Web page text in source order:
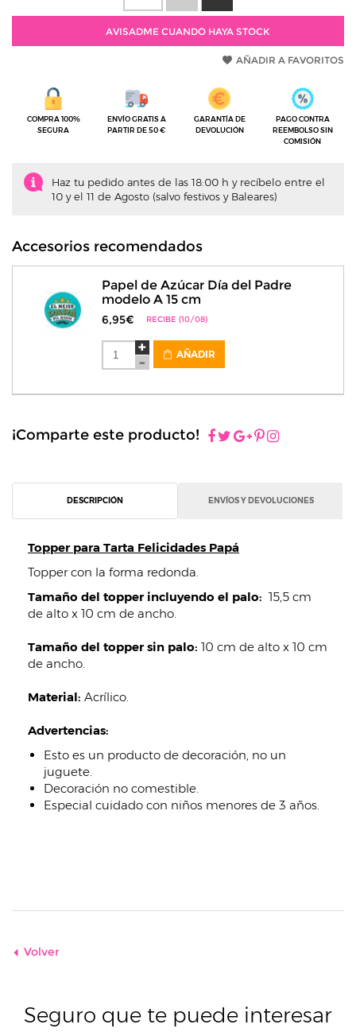
AVISADME CUANDO HAYA STOCK
AÑADIR A FAVORITOS
COMPRA 100%
SEGURA
ENVÍO GRATIS A
PARTIR DE 50 €
GARANTÍA DE
DEVOLUCIÓN
PAGO CONTRA
REEMBOLSO SIN
COMISIÓN
Haz tu pedido antes de las 18:00 h y recíbelo entre el
10 y el 11 de Agosto (salvo festivos y Baleares)
Accesorios recomendados
Papel de Azúcar Día del Padre
modelo A 15 cm
6,95€ RECIBE (10/08)
AÑADIR
¡Comparte este producto!
DESCRIPCIÓN ENVÍOS Y DEVOLUCIONES
Topper para Tarta Felicidades Papá
Topper con la forma redonda.
Tamaño del topper incluyendo el palo: 15,5 cm
de alto x 10 cm de ancho.
Tamaño del topper sin palo: 10 cm de alto x 10 cm
de ancho.
Material: Acrílico.
Advertencias:
Esto es un producto de decoración, no un
juguete.
Decoración no comestible.
Especial cuidado con niños menores de 3 años.
Volver
Seguro que te puede interesar